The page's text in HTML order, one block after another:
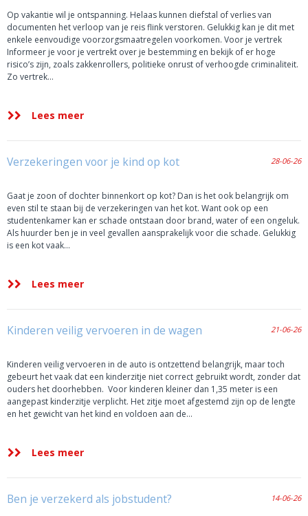
Op vakantie wil je ontspanning. Helaas kunnen diefstal of verlies van
documenten het verloop van je reis flink verstoren. Gelukkig kan je dit met
enkele eenvoudige voorzorgsmaatregelen voorkomen. Voor je vertrek
Informeer je voor je vertrekt over je bestemming en bekijk of er hoge
risico’s zijn, zoals zakkenrollers, politieke onrust of verhoogde criminaliteit.
Zo vertrek…
Lees meer
Verzekeringen voor je kind op kot 28-06-26
Gaat je zoon of dochter binnenkort op kot? Dan is het ook belangrijk om
even stil te staan bij de verzekeringen van het kot. Want ook op een
studentenkamer kan er schade ontstaan door brand, water of een ongeluk.
Als huurder ben je in veel gevallen aansprakelijk voor die schade. Gelukkig
is een kot vaak…
Lees meer
Kinderen veilig vervoeren in de wagen 21-06-26
Kinderen veilig vervoeren in de auto is ontzettend belangrijk, maar toch
gebeurt het vaak dat een kinderzitje niet correct gebruikt wordt, zonder dat
ouders het doorhebben. Voor kinderen kleiner dan 1,35 meter is een
aangepast kinderzitje verplicht. Het zitje moet afgestemd zijn op de lengte
en het gewicht van het kind en voldoen aan de…
Lees meer
Ben je verzekerd als jobstudent? 14-06-26